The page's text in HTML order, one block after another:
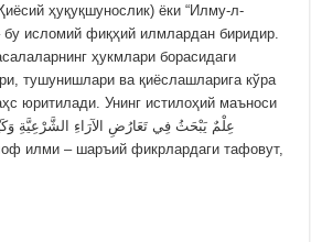
ҳуқуқшунослик) ёки “Илму-л-
исломий фиқҳий илмлардан биридир.
ҳукмлари борасидаги
тушунишлари ва қиёслашларига кўра
юритилади. Унинг истилоҳий маъноси